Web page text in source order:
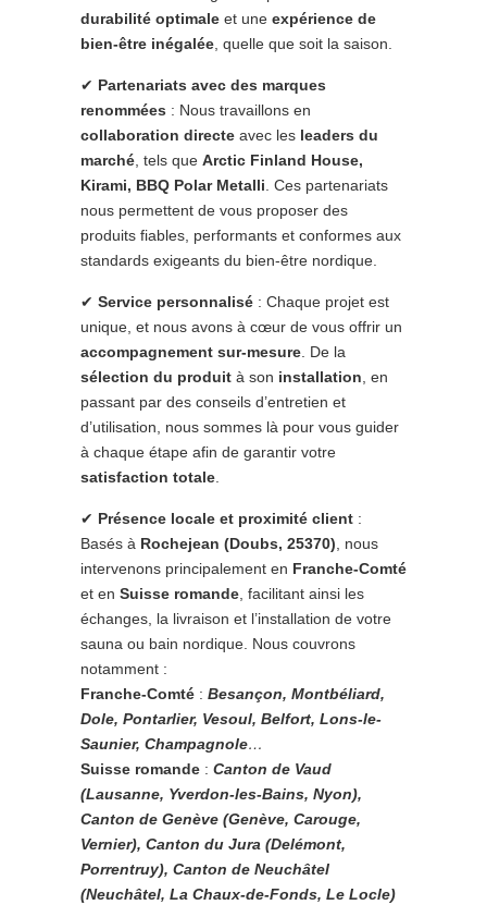
durabilité optimale et une expérience de
bien-être inégalée, quelle que soit la saison.
✔ Partenariats avec des marques
renommées : Nous travaillons en
collaboration directe avec les leaders du
marché, tels que Arctic Finland House,
Kirami, BBQ Polar Metalli. Ces partenariats
nous permettent de vous proposer des
produits fiables, performants et conformes aux
standards exigeants du bien-être nordique.
✔ Service personnalisé : Chaque projet est
unique, et nous avons à cœur de vous offrir un
accompagnement sur-mesure. De la
sélection du produit à son installation, en
passant par des conseils d’entretien et
d’utilisation, nous sommes là pour vous guider
à chaque étape afin de garantir votre
satisfaction totale.
✔ Présence locale et proximité client :
Basés à Rochejean (Doubs, 25370), nous
intervenons principalement en Franche-Comté
et en Suisse romande, facilitant ainsi les
échanges, la livraison et l’installation de votre
sauna ou bain nordique. Nous couvrons
notamment :
Franche-Comté : Besançon, Montbéliard,
Dole, Pontarlier, Vesoul, Belfort, Lons-le-
Saunier, Champagnole…
Suisse romande : Canton de Vaud
(Lausanne, Yverdon-les-Bains, Nyon),
Canton de Genève (Genève, Carouge,
Vernier), Canton du Jura (Delémont,
Porrentruy), Canton de Neuchâtel
(Neuchâtel, La Chaux-de-Fonds, Le Locle)